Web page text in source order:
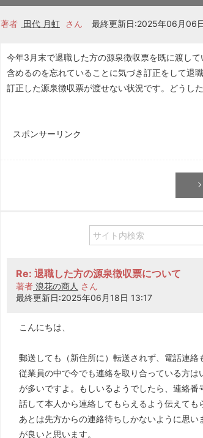
著者 田代 月虹 さん 最終更新日:2025年06月06
今年3月末で退職した方の源泉徴収票を既に渡し
含めるのを忘れていることに気づき訂正をして退
訂正した源泉徴収票が渡せない状況です。どうし
スポンサーリンク
Re: 退職した方の源泉徴収票について
著者 浪花の商人 さん
最終更新日:2025年06月18日 13:17
こんにちは、
郵送しても（新住所に）転送されず、電話連絡
従業員の中で今でも連絡を取り合っている方
が多いですよ。もしいるようでしたら、連絡
話して本人から連絡してもらえるよう伝えても
あとは先方からの連絡待ちしかないように思
が良いと思います。